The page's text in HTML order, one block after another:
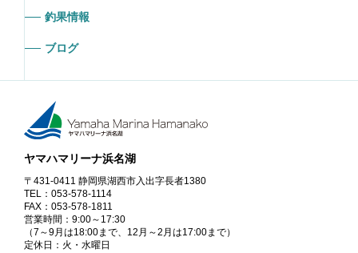
釣果情報
ブログ
ヤマハマリーナ浜名湖
〒431-0411 静岡県湖西市入出字長者1380
TEL：053-578-1114
FAX：053-578-1811
営業時間：9:00～17:30
（7～9月は18:00まで、12月～2月は17:00まで）
定休日：火・水曜日